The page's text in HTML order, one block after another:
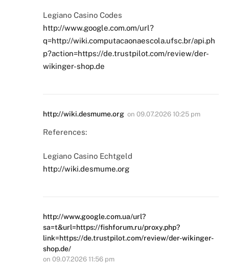
Legiano Casino Codes
http://www.google.com.om/url?
q=http://wiki.computacaonaescola.ufsc.br/api.ph
p?action=https://de.trustpilot.com/review/der-
wikinger-shop.de
http://wiki.desmume.org on 09.07.2026 10:25 pm
References:
Legiano Casino Echtgeld
http://wiki.desmume.org
http://www.google.com.ua/url?
sa=t&url=https://fishforum.ru/proxy.php?
link=https://de.trustpilot.com/review/der-wikinger-
shop.de/
on 09.07.2026 11:56 pm